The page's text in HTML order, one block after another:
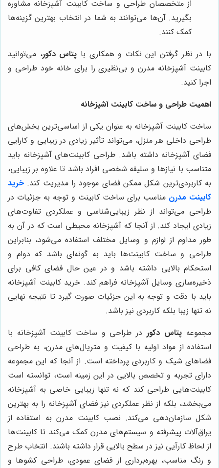
از متخصصان طراحی و ساخت کابینت آشپزخانه مشاوره
بگیرید. آن‌ها می‌توانند به شما در انتخاب بهترین گزینه‌ها
کمک کنند.
با در نظر گرفتن این نکات و همکاری با پتاس دکور، می‌توانید
کابینت آشپزخانه مدرن و بی‌نظیری را برای خانه خود طراحی و
اجرا کنید.
اهمیت طراحی و ساخت کابینت آشپزخانه
ساخت کابینت آشپزخانه به عنوان یکی از اساسی‌ترین بخش‌های
طراحی داخلی هر منزل، می‌تواند تأثیر زیادی در زیبایی و کارایی
فضای آشپزخانه داشته باشد. طراحی کابینت‌های آشپزخانه باید
متناسب با نیازها و سلیقه شخصی افراد باشد تا علاوه بر زیبایی،
به کاربردی‌ترین شکل ممکن فضای موجود را مدیریت کند. خرید
کابینت مدرن مناسب برای ساخت کابینت و توجه به جزئیات در
طراحی می‌تواند از نظر زیبایی‌شناسی و عملکردی تفاوت‌های
زیادی ایجاد کند. از آنجا که آشپزخانه محیطی است که در آن به
طور مداوم از لوازم و وسایل مختلف استفاده می‌شود، بنابراین
طراحی و ساخت کابینت‌ها باید به گونه‌ای باشد که دوام و
استحکام بالایی داشته باشد و در عین حال فضای کافی برای
ذخیره‌سازی وسایل آشپزخانه فراهم کند. خرید کابینت آشپزخانه
باید با دقت و توجه به این جزئیات صورت گیرد تا نتیجه نهایی
نه تنها زیبا بلکه کاربردی نیز باشد.
مجموعه پتاس دکوردر طراحی و ساخت کابینت آشپزخانه با
استفاده از مواد اولیه با کیفیت و متریال‌های مدرن، به طراحی
فضاهای شیک و کاربردی پرداخته است. از آنجا که این مجموعه
دارای تجربه و تخصص بالایی در این زمینه است، توانسته است
کابینت‌هایی طراحی کند که نه تنها زیبایی خاصی به آشپزخانه
می‌بخشد، بلکه از نظر عملکردی نیز فضای آشپزخانه را به بهترین
شکل سازمان‌دهی می‌کند. نصب کابینت مدرن به استفاده از
یراق‌آلات پیشرفته و سیستم‌های مدرن کمک می‌کند تا کابینت‌ها
از لحاظ کارآیی نیز در سطح بالایی قرار داشته باشند. انتخاب طرح
و رنگ مناسب، بهره‌برداری از فضای عمودی، طراحی کشوها و